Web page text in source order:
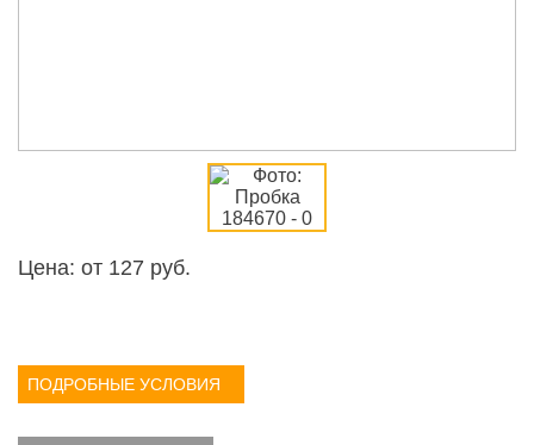
Цена: от 127 руб.
ПОДРОБНЫЕ УСЛОВИЯ